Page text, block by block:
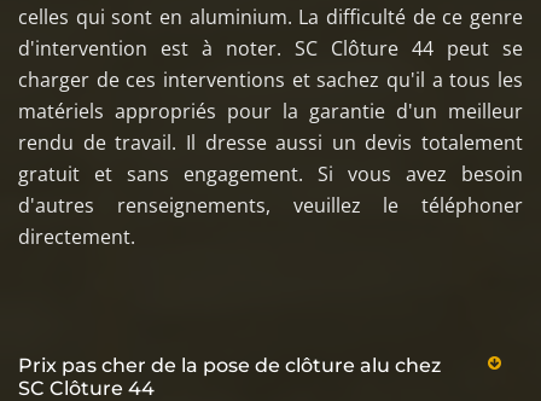
celles qui sont en aluminium. La difficulté de ce genre
d'intervention est à noter. SC Clôture 44 peut se
charger de ces interventions et sachez qu'il a tous les
matériels appropriés pour la garantie d'un meilleur
rendu de travail. Il dresse aussi un devis totalement
gratuit et sans engagement. Si vous avez besoin
d'autres renseignements, veuillez le téléphoner
directement.
Prix pas cher de la pose de clôture alu chez
SC Clôture 44